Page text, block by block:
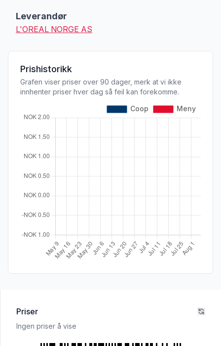
Leverandør
L'OREAL NORGE AS
Prishistorikk
Grafen viser priser over 90 dager, merk at vi ikke
innhenter priser hver dag så feil kan forekomme.
Priser
Ingen priser å vise